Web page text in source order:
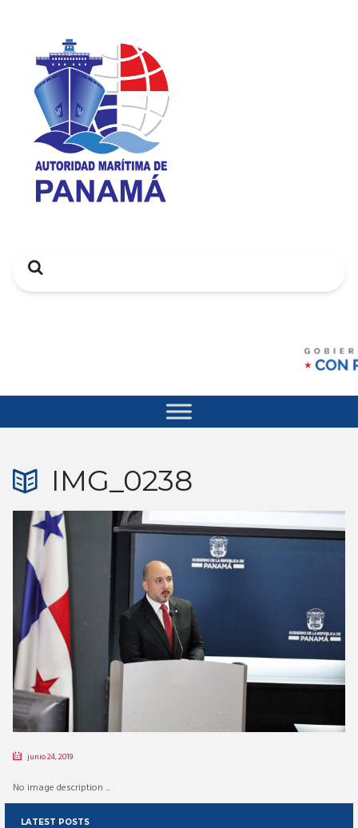
Search
IMG_0238
junio 24, 2019
No image description ...
LATEST POSTS